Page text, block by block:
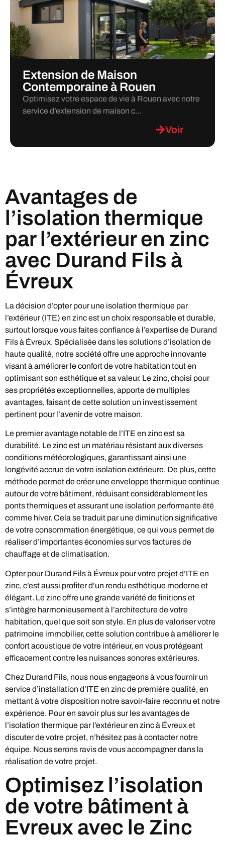
Extension de Maison
Contemporaine à Rouen
Optimisez votre espace de vie à Rouen avec notre
service d’extension de maison c…
Voir
Avantages de
l’isolation thermique
par l’extérieur en zinc
avec Durand Fils à
Évreux
La décision d’opter pour une isolation thermique par
l’extérieur (ITE) en zinc est un choix responsable et durable,
surtout lorsque vous faites confiance à l’expertise de Durand
Fils à Évreux. Spécialisée dans les solutions d’isolation de
haute qualité, notre société offre une approche innovante
visant à améliorer le confort de votre habitation tout en
optimisant son esthétique et sa valeur. Le zinc, choisi pour
ses propriétés exceptionnelles, apporte de multiples
avantages, faisant de cette solution un investissement
pertinent pour l’avenir de votre maison.
Le premier avantage notable de l’ITE en zinc est sa
durabilité. Le zinc est un matériau résistant aux diverses
conditions météorologiques, garantissant ainsi une
longévité accrue de votre isolation extérieure. De plus, cette
méthode permet de créer une enveloppe thermique continue
autour de votre bâtiment, réduisant considérablement les
ponts thermiques et assurant une isolation performante été
comme hiver. Cela se traduit par une diminution significative
de votre consommation énergétique, ce qui vous permet de
réaliser d’importantes économies sur vos factures de
chauffage et de climatisation.
Opter pour Durand Fils à Évreux pour votre projet d’ITE en
zinc, c’est aussi profiter d’un rendu esthétique moderne et
élégant. Le zinc offre une grande variété de finitions et
s’intègre harmonieusement à l’architecture de votre
habitation, quel que soit son style. En plus de valoriser votre
patrimoine immobilier, cette solution contribue à améliorer le
confort acoustique de votre intérieur, en vous protégeant
efficacement contre les nuisances sonores extérieures.
Chez Durand Fils, nous nous engageons à vous fournir un
service d’installation d’ITE en zinc de première qualité, en
mettant à votre disposition notre savoir-faire reconnu et notre
expérience. Pour en savoir plus sur les avantages de
l’isolation thermique par l’extérieur en zinc à Évreux et
discuter de votre projet, n’hésitez pas à contacter notre
équipe. Nous serons ravis de vous accompagner dans la
réalisation de votre projet.
Optimisez l’isolation
de votre bâtiment à
Evreux avec le Zinc